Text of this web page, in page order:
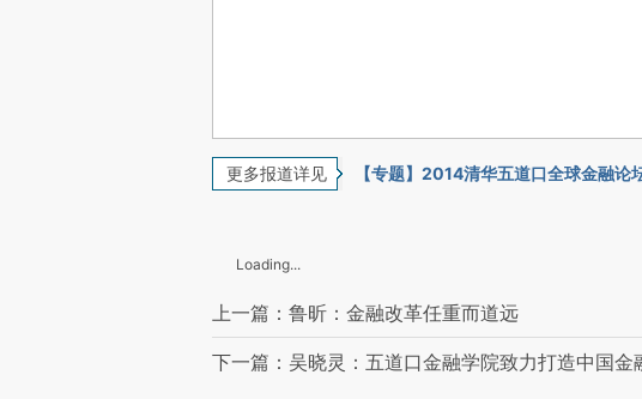
更多报道详见 【专题】2014清华五道口全球金融论
Loading...
上一篇：鲁昕：金融改革任重而道远
下一篇：吴晓灵：五道口金融学院致力打造中国金